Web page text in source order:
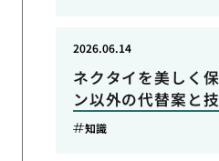
ネクタイを美しく
ン以外の代替案と
2026.06.14
知識